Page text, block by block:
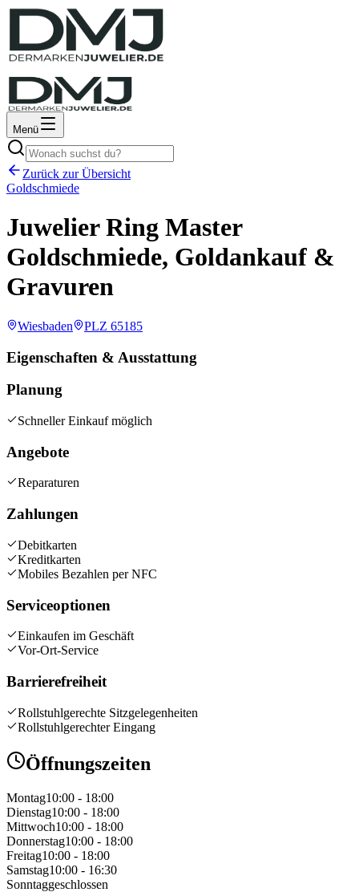
Menü
Zurück zur Übersicht
Goldschmiede
Juwelier Ring Master
Goldschmiede, Goldankauf &
Gravuren
Wiesbaden PLZ 65185
Eigenschaften & Ausstattung
Planung
Schneller Einkauf möglich
Angebote
Reparaturen
Zahlungen
Debitkarten
Kreditkarten
Mobiles Bezahlen per NFC
Serviceoptionen
Einkaufen im Geschäft
Vor-Ort-Service
Barrierefreiheit
Rollstuhlgerechte Sitzgelegenheiten
Rollstuhlgerechter Eingang
Öffnungszeiten
Montag10:00 - 18:00
Dienstag10:00 - 18:00
Mittwoch10:00 - 18:00
Donnerstag10:00 - 18:00
Freitag10:00 - 18:00
Samstag10:00 - 16:30
Sonntaggeschlossen